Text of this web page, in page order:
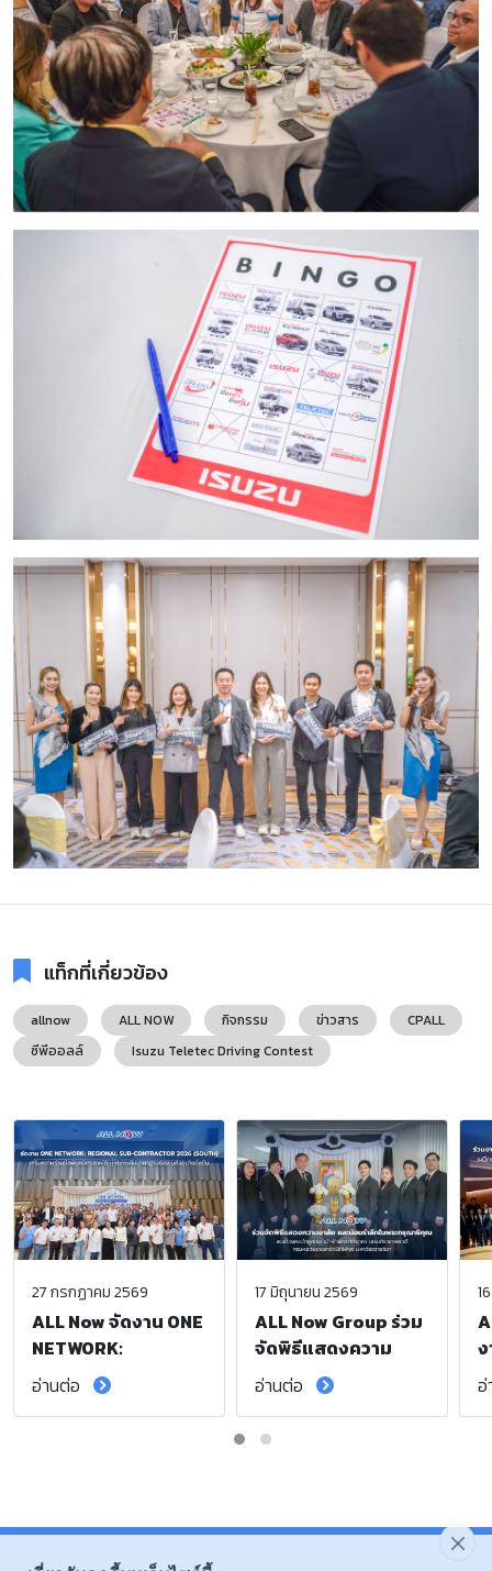
แท็กที่เกี่ยวข้อง
allnow ALL NOW กิจกรรม ข่าวสาร
CPALL
ซีพีออลล์
Isuzu Teletec Driving Contest
27 กรกฏาคม 2569
ALL Now จัดงาน ONE
NETWORK:
Regional Sub-
Contractor 2026
อย่างยั่งยืน
อ่านต่อ
17 มิถุนายน 2569
ALL Now Group ร่วม
จัดพิธีแสดงความ
อาลัย และน้อมรำลึก
ในพระกรุณาธิคุณ
สมเด็จพระเจ้าลูกเธอ
เจ้าฟ้าพัชรกิติยาภา
สิริพัชร มหาวัชรราช
อ่านต่อ